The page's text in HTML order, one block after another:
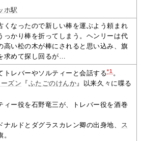
ホ駅
くなったので新しい棒を運ぶよう頼まれ
っかり棒を折ってしまう。ヘンリーは代
高い松の木が棒にされると思い込み、旗
求めて探し回るが…
トレバーやソルティーと会話する*1 。
ズン 『ふたごのけんか 』以来久々に喋る
ィー役を石野竜三が、トレバー役を酒巻
ナルドとダグラスカレン卿の出身地、 ス